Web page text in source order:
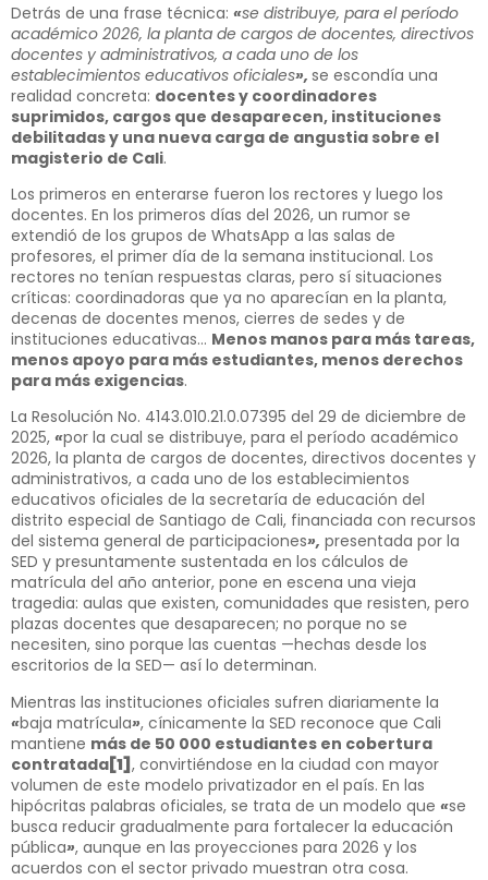
Detrás de una frase técnica: «se distribuye, para el período
académico 2026, la planta de cargos de docentes, directivos
docentes y administrativos, a cada uno de los
establecimientos educativos oficiales», se escondía una
realidad concreta: docentes y coordinadores
suprimidos, cargos que desaparecen, instituciones
debilitadas y una nueva carga de angustia sobre el
magisterio de Cali.
Los primeros en enterarse fueron los rectores y luego los
docentes. En los primeros días del 2026, un rumor se
extendió de los grupos de WhatsApp a las salas de
profesores, el primer día de la semana institucional. Los
rectores no tenían respuestas claras, pero sí situaciones
críticas: coordinadoras que ya no aparecían en la planta,
decenas de docentes menos, cierres de sedes y de
instituciones educativas… Menos manos para más tareas,
menos apoyo para más estudiantes, menos derechos
para más exigencias.
La Resolución No. 4143.010.21.0.07395 del 29 de diciembre de
2025, «por la cual se distribuye, para el período académico
2026, la planta de cargos de docentes, directivos docentes y
administrativos, a cada uno de los establecimientos
educativos oficiales de la secretaría de educación del
distrito especial de Santiago de Cali, financiada con recursos
del sistema general de participaciones», presentada por la
SED y presuntamente sustentada en los cálculos de
matrícula del año anterior, pone en escena una vieja
tragedia: aulas que existen, comunidades que resisten, pero
plazas docentes que desaparecen; no porque no se
necesiten, sino porque las cuentas —hechas desde los
escritorios de la SED— así lo determinan.
Mientras las instituciones oficiales sufren diariamente la
«baja matrícula», cínicamente la SED reconoce que Cali
mantiene más de 50 000 estudiantes en cobertura
contratada[1], convirtiéndose en la ciudad con mayor
volumen de este modelo privatizador en el país. En las
hipócritas palabras oficiales, se trata de un modelo que «se
busca reducir gradualmente para fortalecer la educación
pública», aunque en las proyecciones para 2026 y los
acuerdos con el sector privado muestran otra cosa.